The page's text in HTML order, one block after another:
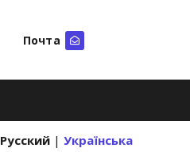
Почта
Русский | Українська